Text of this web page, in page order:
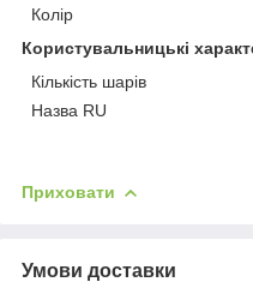
Колір
Користувальницькі
Кількість шарів
Назва RU
Приховати
Умови доставки